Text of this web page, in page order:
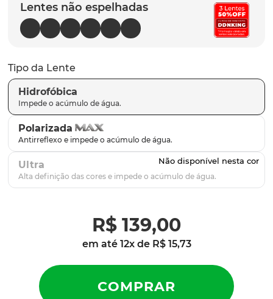
Lentes não espelhadas
Tipo da Lente
Hidrofóbica
Polarizada
Ultra
R$ 139,00
em até 12x de R$ 15,73
8º gasket
9º parafusos